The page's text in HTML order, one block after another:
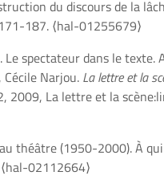
du discours de la
187. ⟨hal-01255679⟩
spectateur dans le texte.
Narjou. La lettre et la
2009, La lettre et la
théâtre (1950-2000). À
⟨hal-02112664⟩